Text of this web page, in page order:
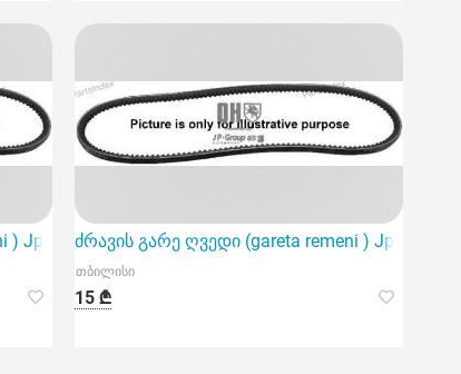
) Jp group 1118005809
ძრავის გარე ღვედი (gareta remeni ) Jp group
თბილისი
15 ₾